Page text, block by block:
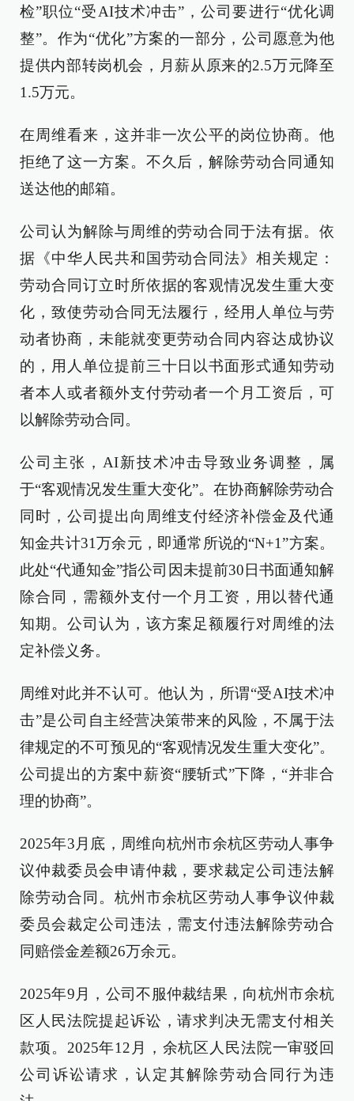
检”职位“受AI技术冲击”，公司要进行“优化调
整”。作为“优化”方案的一部分，公司愿意为他
提供内部转岗机会，月薪从原来的2.5万元降至
1.5万元。
在周维看来，这并非一次公平的岗位协商。他
拒绝了这一方案。不久后，解除劳动合同通知
送达他的邮箱。
公司认为解除与周维的劳动合同于法有据。依
据《中华人民共和国劳动合同法》相关规定：
劳动合同订立时所依据的客观情况发生重大变
化，致使劳动合同无法履行，经用人单位与劳
动者协商，未能就变更劳动合同内容达成协议
的，用人单位提前三十日以书面形式通知劳动
者本人或者额外支付劳动者一个月工资后，可
以解除劳动合同。
公司主张，AI新技术冲击导致业务调整，属
于“客观情况发生重大变化”。在协商解除劳动合
同时，公司提出向周维支付经济补偿金及代通
知金共计31万余元，即通常所说的“N+1”方案。
此处“代通知金”指公司因未提前30日书面通知解
除合同，需额外支付一个月工资，用以替代通
知期。公司认为，该方案足额履行对周维的法
定补偿义务。
周维对此并不认可。他认为，所谓“受AI技术冲
击”是公司自主经营决策带来的风险，不属于法
律规定的不可预见的“客观情况发生重大变化”。
公司提出的方案中薪资“腰斩式”下降，“并非合
理的协商”。
2025年3月底，周维向杭州市余杭区劳动人事争
议仲裁委员会申请仲裁，要求裁定公司违法解
除劳动合同。杭州市余杭区劳动人事争议仲裁
委员会裁定公司违法，需支付违法解除劳动合
同赔偿金差额26万余元。
2025年9月，公司不服仲裁结果，向杭州市余杭
区人民法院提起诉讼，请求判决无需支付相关
款项。2025年12月，余杭区人民法院一审驳回
公司诉讼请求，认定其解除劳动合同行为违